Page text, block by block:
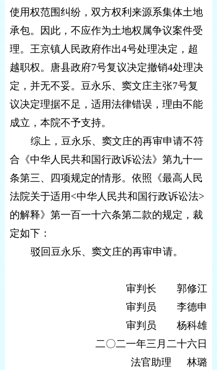
使用权范围纠纷，双方权利来源系集体土地
承包。因此，不应作为土地权属争议案件受
理。王京镇人民政府作出4号处理决定，超
越职权。唐县政府7号复议决定撤销4处理决
定，并无不妥。豆永乐、窦文庄主张7号复
议决定理据不足，适用法律错误，理由不能
成立，本院不予支持。
综上，豆永乐、窦文庄的再审申请不符
合《中华人民共和国行政诉讼法》第九十一
条第三、四项规定的情形。依照《最高人民
法院关于适用<中华人民共和国行政诉讼法>
的解释》第一百一十六条第二款的规定，裁
定如下：
驳回豆永乐、窦文庄的再审申请。
审判长 郭修江
审判员 李德申
审判员 杨科雄
二〇二一年三月二十六日
法官助理 林璐